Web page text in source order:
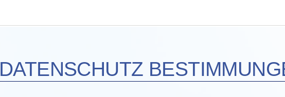
DATENSCHUTZ